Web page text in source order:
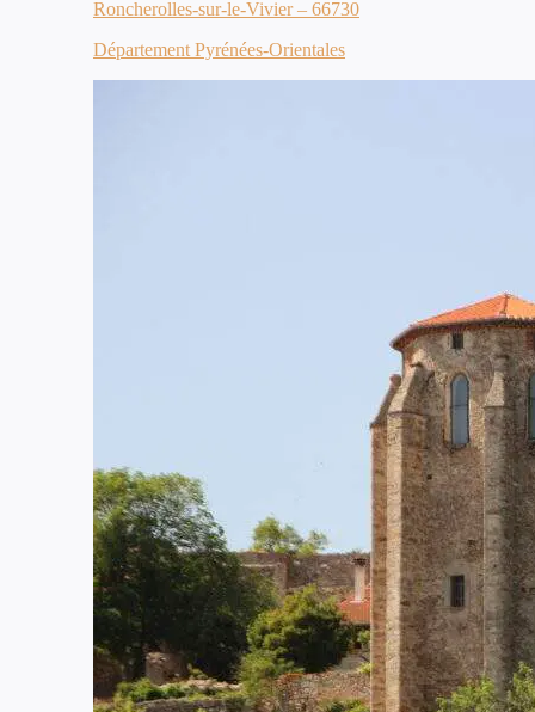
Roncherolles-sur-le-Vivier – 66730
Département Pyrénées-Orientales